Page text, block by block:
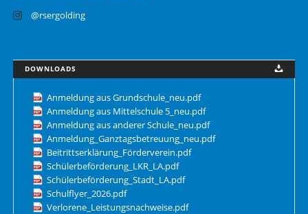
@rsergolding
DOWNLOADS
Anmeldung aus Grundschule_neu.pdf
Anmeldung aus Mittelschule 5_neu.pdf
Anmeldung aus anderer Schule_neu.pdf
Anmeldung_Ganztagsbetreuung_neu.pdf
Beitrittserklärung_Förderverein.pdf
Schülerbeförderung_LKR_LA.pdf
Schülerbeförderung_Stadt_LA.pdf
Schulflyer_2026.pdf
Verlorene_Leistungsnachweise.pdf